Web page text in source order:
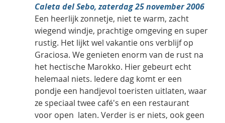
Caleta del Sebo, zaterdag 25 november 2006
Een heerlijk zonnetje, niet te warm, zacht
wiegend windje, prachtige omgeving en super
rustig. Het lijkt wel vakantie ons verblijf op
Graciosa. We genieten enorm van de rust na
het hectische Marokko. Hier gebeurt echt
helemaal niets. Iedere dag komt er een
pondje een handjevol toeristen uitlaten, waar
ze speciaal twee café's en een restaurant
voor open  laten. Verder is er niets, ook geen